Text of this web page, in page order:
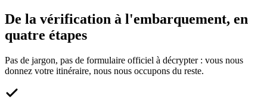
De la vérification à l'embarquement, en
quatre étapes
Pas de jargon, pas de formulaire officiel à décrypter : vous nous
donnez votre itinéraire, nous nous occupons du reste.